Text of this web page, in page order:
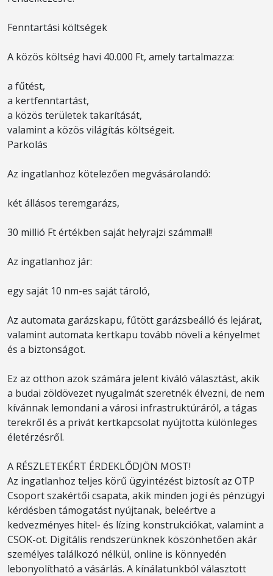
Fenntartási költségek
A közös költség havi 40.000 Ft, amely tartalmazza:
a fűtést,
a kertfenntartást,
a közös területek takarítását,
valamint a közös világítás költségeit.
Parkolás
Az ingatlanhoz kötelezően megvásárolandó:
két állásos teremgarázs,
30 millió Ft értékben saját helyrajzi számmal!!
Az ingatlanhoz jár:
egy saját 10 nm-es saját tároló,
Az automata garázskapu, fűtött garázsbeálló és lejárat,
valamint automata kertkapu tovább növeli a kényelmet
és a biztonságot.
Ez az otthon azok számára jelent kiváló választást, akik
a budai zöldövezet nyugalmát szeretnék élvezni, de nem
kívánnak lemondani a városi infrastruktúráról, a tágas
terekről és a privát kertkapcsolat nyújtotta különleges
életérzésről.
A RÉSZLETEKÉRT ÉRDEKLŐDJÖN MOST!
Az ingatlanhoz teljes körű ügyintézést biztosít az OTP
Csoport szakértői csapata, akik minden jogi és pénzügyi
kérdésben támogatást nyújtanak, beleértve a
kedvezményes hitel- és lízing konstrukciókat, valamint a
CSOK-ot. Digitális rendszerünknek köszönhetően akár
személyes találkozó nélkül, online is könnyedén
lebonyolítható a vásárlás. A kínálatunkból választott